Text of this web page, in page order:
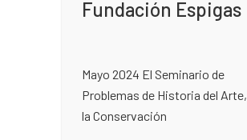
Fundación Espigas
Mayo 2024 El Seminario de
Problemas de Historia del Arte,
la Conservación